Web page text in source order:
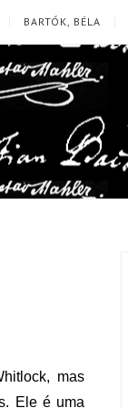
BARTÓK, BÉLA
mas
Ele é uma